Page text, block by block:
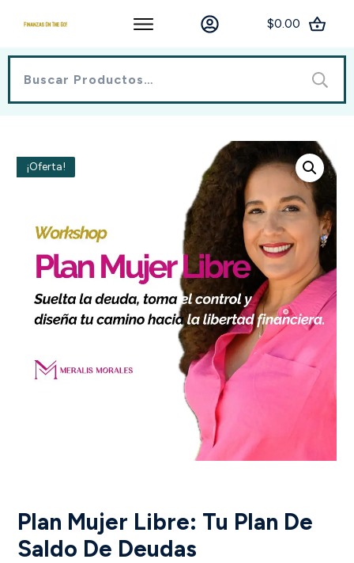
$0.00
por:
¡Oferta!
Plan Mujer Libre: Tu Plan De
Saldo De Deudas